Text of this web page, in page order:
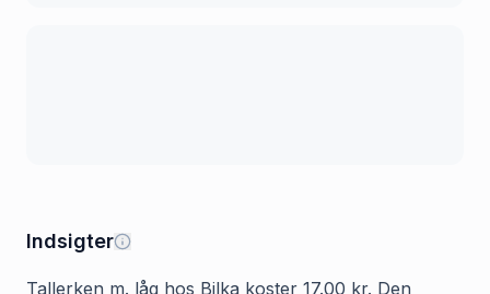
Indsigter
Tallerken m. låg hos Bilka koster 17.00 kr. Den